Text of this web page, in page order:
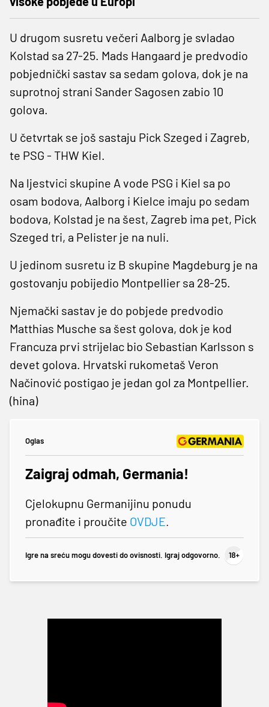
U drugom susretu večeri Aalborg je svladao
Kolstad sa 27-25. Mads Hangaard je predvodio
pobjednički sastav sa sedam golova, dok je na
suprotnoj strani Sander Sagosen zabio 10
golova.
U četvrtak se još sastaju Pick Szeged i Zagreb,
te PSG - THW Kiel.
Na ljestvici skupine A vode PSG i Kiel sa po
osam bodova, Aalborg i Kielce imaju po sedam
bodova, Kolstad je na šest, Zagreb ima pet, Pick
Szeged tri, a Pelister je na nuli.
U jedinom susretu iz B skupine Magdeburg je na
gostovanju pobijedio Montpellier sa 28-25.
Njemački sastav je do pobjede predvodio
Matthias Musche sa šest golova, dok je kod
Francuza prvi strijelac bio Sebastian Karlsson s
devet golova. Hrvatski rukometaš Veron
Načinović postigao je jedan gol za Montpellier.
(hina)
Oglas
Zaigraj odmah, Germania!
Cjelokupnu Germanijinu ponudu
pronađite i proučite OVDJE.
Igre na sreću mogu dovesti do ovisnosti. Igraj odgovorno.